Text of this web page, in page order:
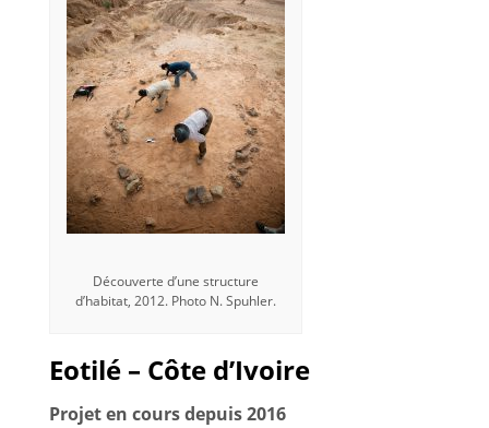
Découverte d’une structure
d’habitat, 2012. Photo N. Spuhler.
Eotilé – Côte d’Ivoire
Projet en cours depuis 2016